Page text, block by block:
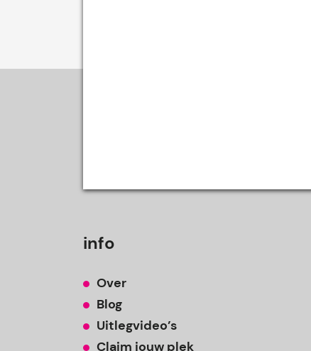
info
Over
Blog
Uitlegvideo’s
Claim jouw plek